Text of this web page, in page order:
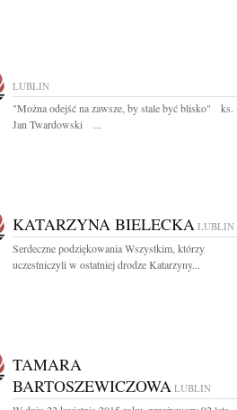
LUBLIN
"Można odejść na zawsze, by stale być blisko" ks.
Jan Twardowski ...
KATARZYNA BIELECKA LUBLIN
Serdeczne podziękowania Wszystkim, którzy
uczestniczyli w ostatniej drodze Katarzyny...
TAMARA
BARTOSZEWICZOWA LUBLIN